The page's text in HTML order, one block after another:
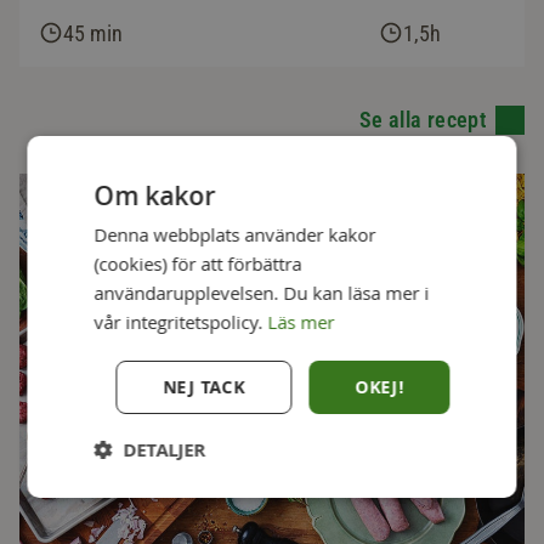
45 min 1,5h
Se alla recept
Om kakor
Denna webbplats använder kakor
(cookies) för att förbättra
användarupplevelsen. Du kan läsa mer i
vår integritetspolicy. Läs mer
OKEJ!
NEJ TACK
DETALJER